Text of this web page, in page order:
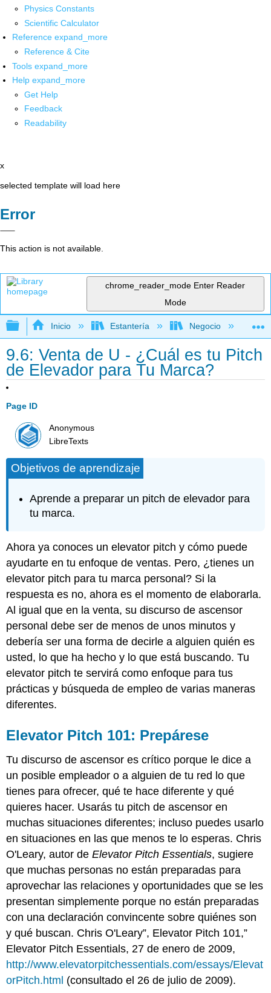
Physics Constants
Scientific Calculator
Reference expand_more
Reference & Cite
Tools expand_more
Help expand_more
Get Help
Feedback
Readability
x
selected template will load here
Error
This action is not available.
chrome_reader_mode Enter Reader
Mode
Expandir/contraer jerarquía global
Inicio Estantería Negocio
9.6: Venta de U - ¿Cuál es tu Pitch
de Elevador para Tu Marca?
Page ID
Anonymous
LibreTexts
Objetivos de aprendizaje
Aprende a preparar un pitch de elevador para
tu marca.
Ahora ya conoces un elevator pitch y cómo puede
ayudarte en tu enfoque de ventas. Pero, ¿tienes un
elevator pitch para tu marca personal? Si la
respuesta es no, ahora es el momento de elaborarla.
Al igual que en la venta, su discurso de ascensor
personal debe ser de menos de unos minutos y
debería ser una forma de decirle a alguien quién es
usted, lo que ha hecho y lo que está buscando. Tu
elevator pitch te servirá como enfoque para tus
prácticas y búsqueda de empleo de varias maneras
diferentes.
Elevator Pitch 101: Prepárese
Tu discurso de ascensor es crítico porque le dice a
un posible empleador o a alguien de tu red lo que
tienes para ofrecer, qué te hace diferente y qué
quieres hacer. Usarás tu pitch de ascensor en
muchas situaciones diferentes; incluso puedes usarlo
en situaciones en las que menos te lo esperas. Chris
O'Leary, autor deElevator Pitch Essentials, sugiere
que muchas personas no están preparadas para
aprovechar las relaciones y oportunidades que se les
presentan simplemente porque no están preparadas
con una declaración convincente sobre quiénes son
y qué buscan. Chris O'Leary”, Elevator Pitch 101,”
Elevator Pitch Essentials, 27 de enero de 2009,
http://www.elevatorpitchessentials.com/essays/Elevat
orPitch.html (consultado el 26 de julio de 2009).